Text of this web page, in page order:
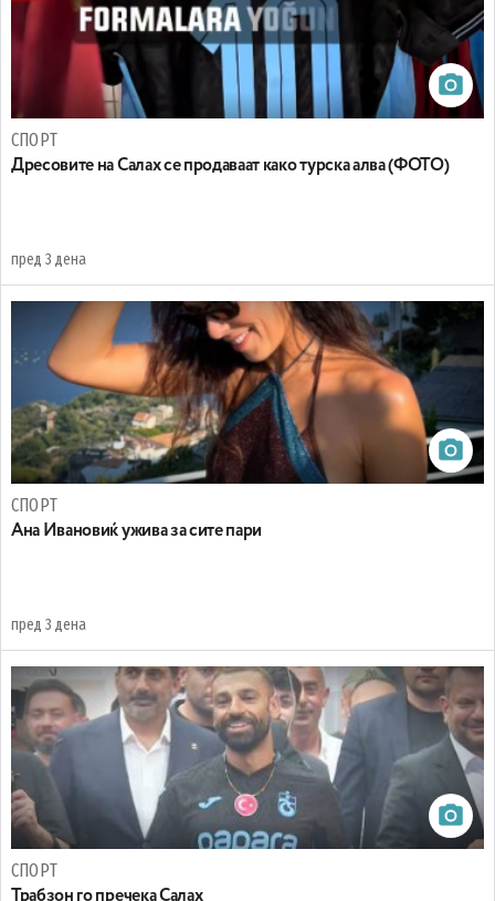
СПОРТ
Дресовите на Салах се продаваат како турска алва (ФОТО)
пред 3 дена
СПОРТ
Ана Ивановиќ ужива за сите пари
пред 3 дена
СПОРТ
Трабзон го пречека Салах